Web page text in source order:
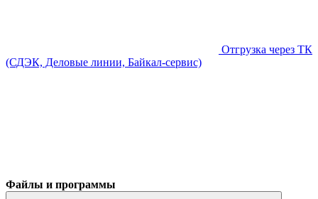
Отгрузка через ТК
(СДЭК, Деловые линии, Байкал-сервис)
Файлы и программы